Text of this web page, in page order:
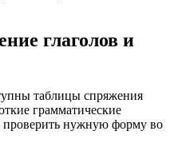
глаголов и
таблицы спряжения
грамматические
нужную форму во